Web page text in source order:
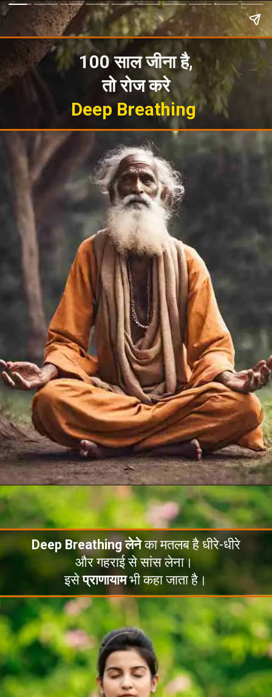
100 साल जीना है,
तो रोज करे
Deep Breathing
Deep Breathing लेनेका मतलब है धीरे-धीरे
और गहराई से सांस लेना।
इसेप्राणायामभी कहा जाता है।